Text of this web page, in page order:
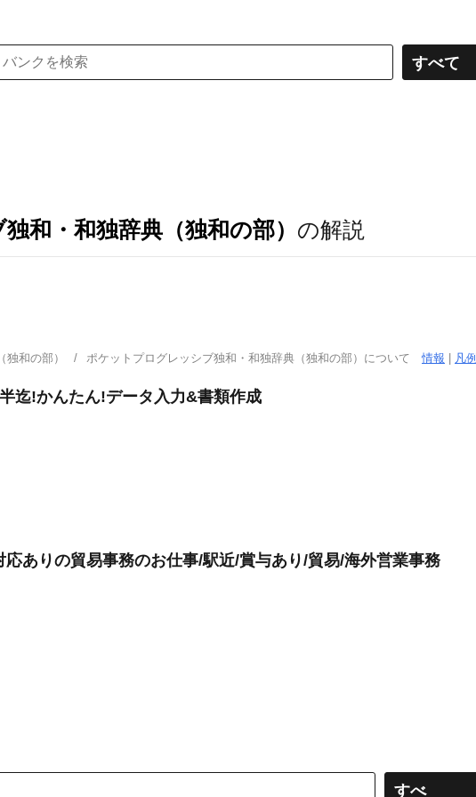
すべて
和・和独辞典（独和の部） の解説
和の部） ポケットプログレッシブ独和・和独辞典（独和の部）について情報 凡例
迄!かんたん!データ入力&書類作成
ありの貿易事務のお仕事/駅近/賞与あり/貿易/海外営業事務
すべ